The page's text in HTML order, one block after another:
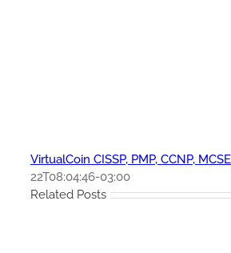
VirtualCoin CISSP, PMP, CCNP,
22T08:04:46-03:00
Related Posts